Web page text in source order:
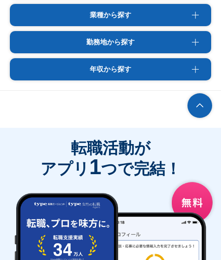
業種から探す
勤務地から探す
年収から探す
転職活動が
アプリ 1つで完結！